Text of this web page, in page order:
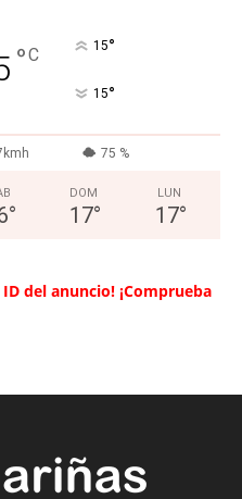
°C 15°
15°
75 %
°
DOM
17°
LUN
17°
del anuncio! ¡Comprueba